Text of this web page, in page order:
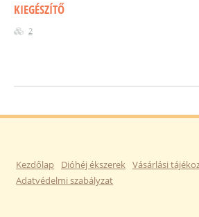
KIEGÉSZÍTŐ
2
Kezdőlap Dióhéj ékszerek Vásárlási
Adatvédelmi szabályzat